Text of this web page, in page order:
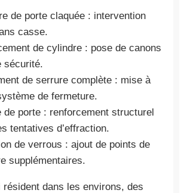
de porte claquée : intervention
casse.
de cylindre : pose de canons
sécurité.
de serrure complète : mise à
de fermeture.
de porte : renforcement structurel
tentatives d’effraction.
de verrous : ajout de points de
supplémentaires.
résident dans les environs, des